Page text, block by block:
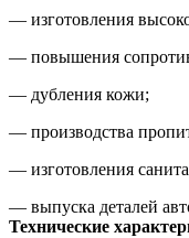
— изготовления
— повышения
— дубления кожи;
— производства
— изготовления
— выпуска деталей
Технические